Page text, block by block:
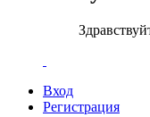
Вход
Регистрация